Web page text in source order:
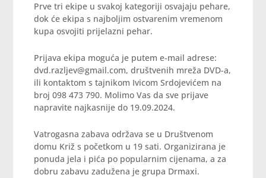
Prve tri ekipe u svakoj kategoriji osvajaju pehare,
dok će ekipa s najboljim ostvarenim vremenom
kupa osvojiti prijelazni pehar.
Prijava ekipa moguća je putem e-mail adrese:
dvd.razljev@gmail.com, društvenih mreža DVD-a,
ili kontaktom s tajnikom Ivicom Srdojevićem na
broj 098 473 790. Molimo Vas da sve prijave
napravite najkasnije do 19.09.2024.
Vatrogasna zabava održava se u Društvenom
domu Križ s početkom u 19 sati. Organizirana je
ponuda jela i pića po popularnim cijenama, a za
dobru zabavu zadužena je grupa Drmaxi.